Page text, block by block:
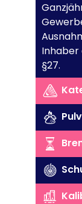
Inhaber
§27.